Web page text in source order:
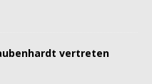
vertreten